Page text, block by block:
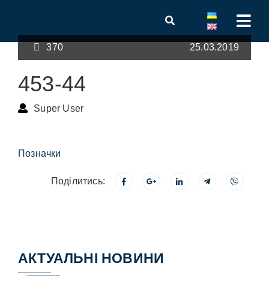
370 25.03.2019
453-44
Super User
Позначки
Поділитись:
АКТУАЛЬНІ НОВИНИ